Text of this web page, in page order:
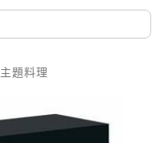
主題料理